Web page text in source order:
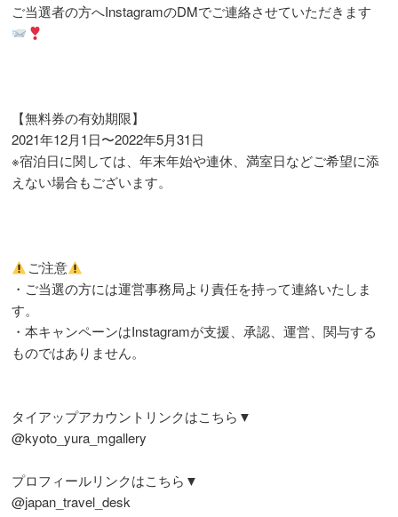
ご当選者の方へInstagramのDMでご連絡させていただきます
【無料券の有効期限】
2021年12月1日〜2022年5月31日
※宿泊日に関しては、年末年始や連休、満室日などご希望に添
えない場合もございます。
ご注意
・ご当選の方には運営事務局より責任を持って連絡いたしま
す。
・本キャンペーンはInstagramが支援、承認、運営、関与する
ものではありません。
タイアップアカウントリンクはこちら▼
@kyoto_yura_mgallery
プロフィールリンクはこちら▼
@japan_travel_desk